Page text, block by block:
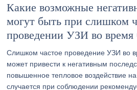
Какие возможные
могут быть при слишком
проведении УЗИ во время
Слишком частое проведение УЗИ во
может привести к негативным
повышенное тепловое воздействие
случается при соблюдении